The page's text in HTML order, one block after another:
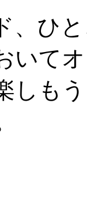
、ひ
いて
しも